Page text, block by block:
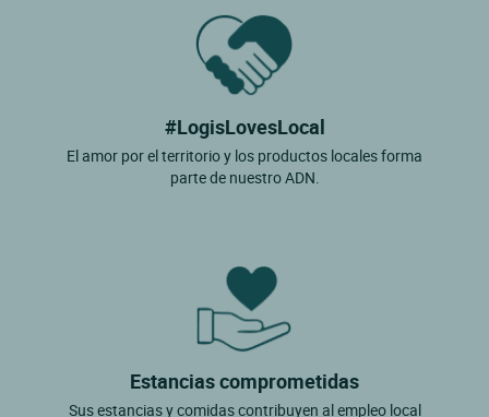
#LogisLovesLocal
El amor por el territorio y los productos locales forma
parte de nuestro ADN.
Estancias comprometidas
Sus estancias y comidas contribuyen al empleo local